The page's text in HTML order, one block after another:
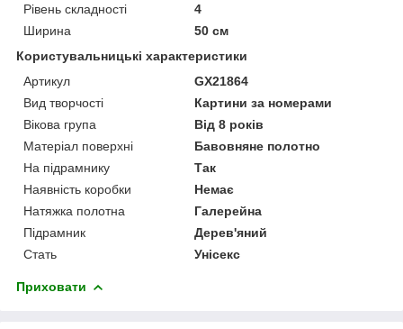
Рівень складності
4
Ширина
50 см
Користувальницькі характеристики
Артикул
GX21864
Вид творчості
Картини за номерами
Вікова група
Від 8 років
Матеріал поверхні
Бавовняне полотно
На підрамнику
Так
Наявність коробки
Немає
Натяжка полотна
Галерейна
Підрамник
Дерев'яний
Стать
Унісекс
Приховати